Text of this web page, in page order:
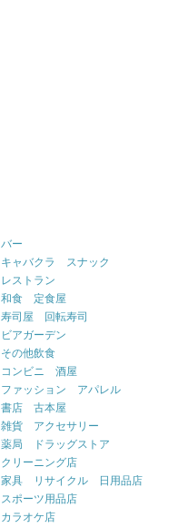
バー
キャバクラ スナック
レストラン
和食 定食屋
寿司屋 回転寿司
ビアガーデン
その他飲食
コンビニ 酒屋
ファッション アパレル
書店 古本屋
雑貨 アクセサリー
薬局 ドラッグストア
クリーニング店
家具 リサイクル 日用品店
スポーツ用品店
カラオケ店